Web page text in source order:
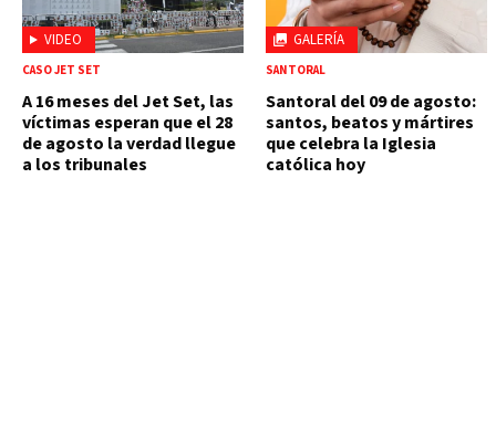
VIDEO
CASO JET SET
A 16 meses del Jet Set, las
víctimas esperan que el 28
de agosto la verdad llegue
a los tribunales
GALERÍA
SANTORAL
Santoral del 09 de agosto:
santos, beatos y mártires
que celebra la Iglesia
católica hoy